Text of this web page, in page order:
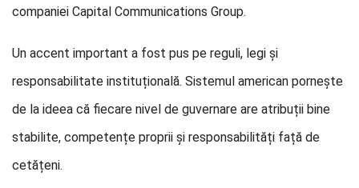
companiei Capital Communications Group.
Un accent important a fost pus pe reguli, legi și
responsabilitate instituțională. Sistemul american pornește
de la ideea că fiecare nivel de guvernare are atribuții bine
stabilite, competențe proprii și responsabilități față de
cetățeni.